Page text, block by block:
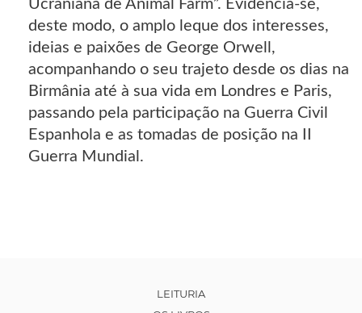
Ucraniana de Animal Farm”. Evidencia-se,
deste modo, o amplo leque dos interesses,
ideias e paixões de George Orwell,
acompanhando o seu trajeto desde os dias na
Birmânia até à sua vida em Londres e Paris,
passando pela participação na Guerra Civil
Espanhola e as tomadas de posição na II
Guerra Mundial.
LEITURIA